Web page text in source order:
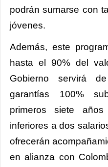
podrán sumarse con
jóvenes.
Además, este
hasta el 90% del
Gobierno servirá
garantías 100%
primeros siete
inferiores a dos
ofrecerán
en alianza con